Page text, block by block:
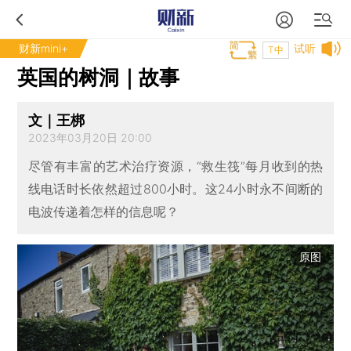
财新mini+ 试听
T中
英国的树洞｜故事
文｜王梆
2023年03月20日 20:00
尽管有丰富的艺术治疗资源，“救生筏”每月收到的热
线电话时长依然超过800小时。这24小时永不间断的
电波传递着怎样的信息呢？
原图